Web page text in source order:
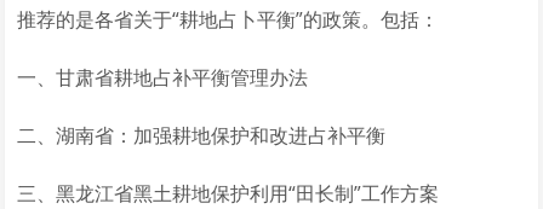
推荐的是各省关于“耕地占卜平衡”的政策。包括：
一、甘肃省耕地占补平衡管理办法
二、湖南省：加强耕地保护和改进占补平衡
三、黑龙江省黑土耕地保护利用“田长制”工作方案